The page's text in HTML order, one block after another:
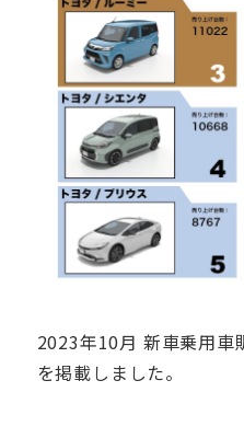
2023年10月 新車乗用車
を掲載しました。